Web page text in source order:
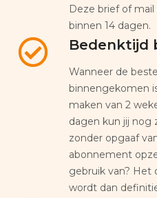
Deze brief of
binnen 14 dagen.
Bedenktijd
Wanneer de
binnengekomen
maken van 2
dagen kun jij nog
zonder opgaaf
abonnement
gebruik van? Het
wordt dan